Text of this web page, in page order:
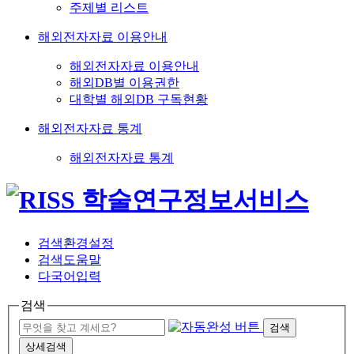
주제별 리스트
해외전자자료 이용안내
해외전자자료 이용안내
해외DB별 이용권한
대학별 해외DB 구독현황
해외전자자료 통계
해외전자자료 통계
검색환경설정
검색도움말
다국어입력
검색
검색
상세검색